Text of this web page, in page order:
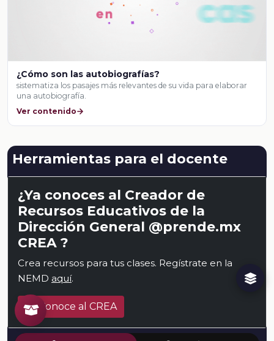
¿Cómo son las autobiografías?
sistematiza los pasajes más relevantes de su vida para elaborar
una autobiografía.
Ver contenido
Herramientas para el docente
¿Ya conoces al Creador de
Recursos Educativos de la
Dirección General @prende.mx
CREA ?
Crea recursos para tus clases. Regístrate en la
NEMD aquí.
Conoce al CREA